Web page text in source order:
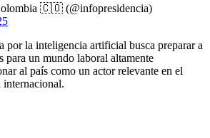
🇨🇴 (@infopresidencia)
por la inteligencia artificial busca preparar a
para un mundo laboral altamente
al país como un actor relevante en el